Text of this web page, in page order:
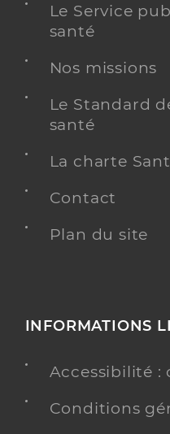
Le Service
santé
Nos missions
Le Standard
santé
La charte
Contact
Plan du site
INFORMATIONS
Accessibilité
Conditions